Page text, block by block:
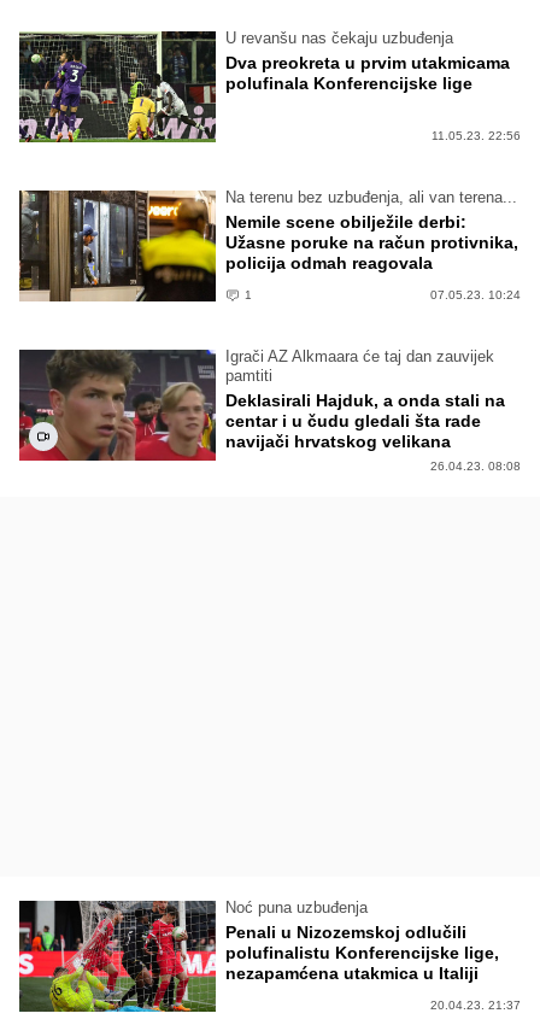
U revanšu nas čekaju uzbuđenja
Dva preokreta u prvim utakmicama
polufinala Konferencijske lige
11.05.23. 22:56
Na terenu bez uzbuđenja, ali van terena...
Nemile scene obilježile derbi:
Užasne poruke na račun protivnika,
policija odmah reagovala
1 07.05.23. 10:24
Igrači AZ Alkmaara će taj dan zauvijek
pamtiti
Deklasirali Hajduk, a onda stali na
centar i u čudu gledali šta rade
navijači hrvatskog velikana
26.04.23. 08:08
Noć puna uzbuđenja
Penali u Nizozemskoj odlučili
polufinalistu Konferencijske lige,
nezapamćena utakmica u Italiji
20.04.23. 21:37